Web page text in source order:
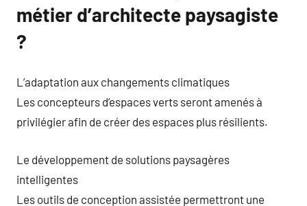
métier d’architecte paysagiste
?
L’adaptation aux changements climatiques
Les concepteurs d’espaces verts seront amenés à
privilégier afin de créer des espaces plus résilients.
Le développement de solutions paysagères
intelligentes
Les outils de conception assistée permettront une